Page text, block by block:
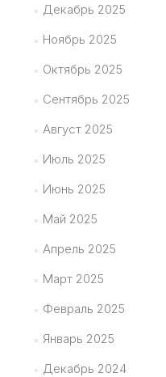
Декабрь 2025
Ноябрь 2025
Октябрь 2025
Сентябрь 2025
Август 2025
Июль 2025
Июнь 2025
Май 2025
Апрель 2025
Март 2025
Февраль 2025
Январь 2025
Декабрь 2024